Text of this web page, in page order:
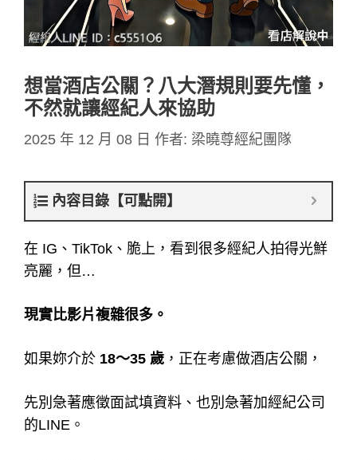
想當酒店公關？八大潛規則要先懂，
不然就讓經紀人來協助
2025 年 12 月 08 日 作者: 梁曉尊經紀團隊
內容目錄【可點開】
在 IG、TikTok、脆上，看到很多經紀人拍得光鮮
亮麗，但…
現實比影片複雜很多。
如果妳介於 18～35 歲 ，正在考慮做酒店公關，
先別急著應徵面試填資料、也別急著加經紀公司
的LINE。